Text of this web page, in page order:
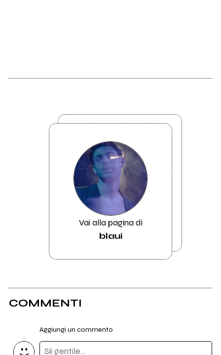
Vai alla pagina di
blaui
COMMENTI
Aggiungi un commento